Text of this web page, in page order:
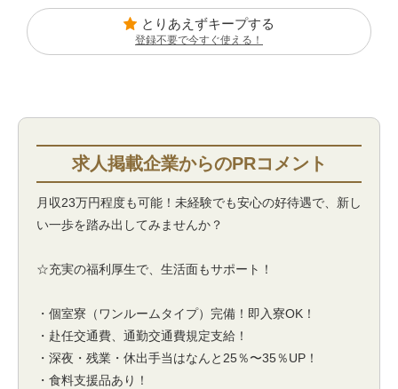
とりあえずキープする
登録不要で今すぐ使える！
月収23万円程度も可能！未経験でも安心の好待遇で、新し
い一歩を踏み出してみませんか？
☆充実の福利厚生で、生活面もサポート！
・個室寮（ワンルームタイプ）完備！即入寮OK！
・赴任交通費、通勤交通費規定支給！
・深夜・残業・休出手当はなんと25％〜35％UP！
・食料支援品あり！